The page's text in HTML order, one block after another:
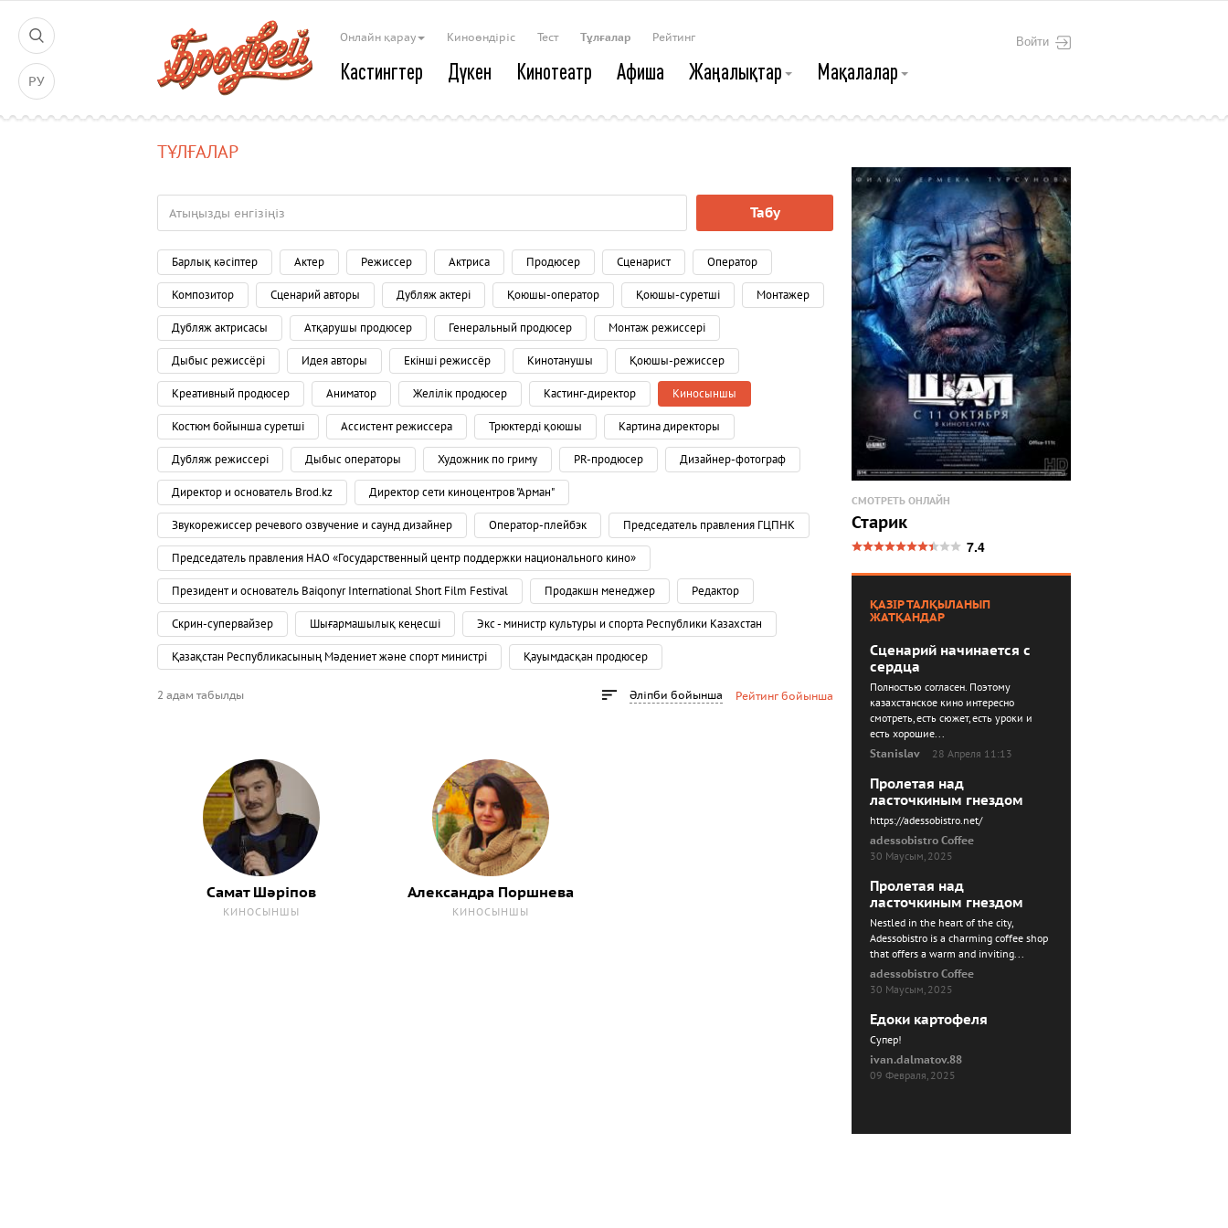
РУ
Войти
Онлайн қарау Киноөндіріс Тест Тұлғалар Рейтинг
Кастингтер Дүкен Кинотеатр Афиша Жаңалықтар Мақалалар
ТҰЛҒАЛАР
Табу
Барлық кәсіптер Актер Режиссер Актриса Продюсер Сценарист Оператор
Композитор Сценарий авторы Дубляж актері Қоюшы-оператор Қоюшы-суретші Монтажер
Дубляж актрисасы Атқарушы продюсер Генеральный продюсер Монтаж режиссері
Дыбыс режиссёрі Идея авторы Екінші режиссёр Кинотанушы Қоюшы-режиссер
Креативный продюсер Аниматор Желілік продюсер Кастинг-директор Киносыншы
Костюм бойынша суретші Ассистент режиссера Трюктерді қоюшы Картина директоры
Дубляж режиссері Дыбыс операторы Художник по гриму PR-продюсер Дизайнер-фотограф
Директор и основатель Brod.kz Директор сети киноцентров "Арман"
Звукорежиссер речевого озвучение и саунд дизайнер Оператор-плейбэк Председатель правления ГЦПНК
Председатель правления НАО «Государственный центр поддержки национального кино»
Президент и основатель Baiqonyr International Short Film Festival Продакшн менеджер Редактор
Скрин-супервайзер Шығармашылық кеңесші Экс - министр культуры и спорта Республики Казахстан
Қазақстан Республикасының Мәдениет және спорт министрі Қауымдасқан продюсер
2 адам табылды Әліпби бойынша Рейтинг бойынша
Самат Шәріпов
КИНОСЫНШЫ
Александра Поршнева
КИНОСЫНШЫ
СМОТРЕТЬ ОНЛАЙН
Старик
7.4
ҚАЗІР ТАЛҚЫЛАНЫП
ЖАТҚАНДАР
Сценарий начинается с
сердца
Полностью согласен. Поэтому
казахстанское кино интересно
смотреть, есть сюжет, есть уроки и
есть хорошие...
Stanislav
28 Апреля 11:13
Пролетая над
ласточкиным гнездом
https://adessobistro.net/
adessobistro Coffee
30 Маусым, 2025
Пролетая над
ласточкиным гнездом
Nestled in the heart of the city,
Adessobistro is a charming coffee shop
that offers a warm and inviting...
adessobistro Coffee
30 Маусым, 2025
Едоки картофеля
Cупер!
ivan.dalmatov.88
09 Февраля, 2025